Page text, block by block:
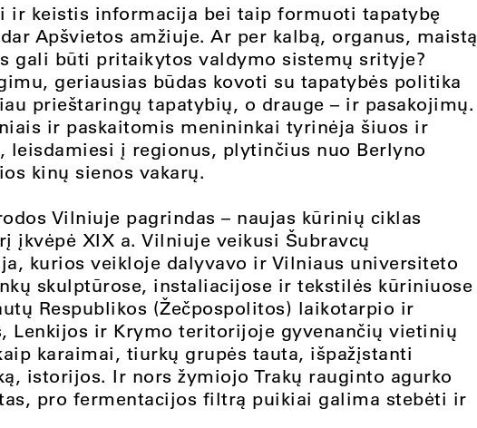
ir keistis informacija bei taip formuoti tapatybę
Apšvietos amžiuje. Ar per kalbą, organus, maistą
gali būti pritaikytos valdymo sistemų srityje?
geriausias būdas kovoti su tapatybės politika
prieštaringų tapatybių, o drauge – ir pasakojimų.
ir paskaitomis menininkai tyrinėja šiuos ir
leisdamiesi į regionus, plytinčius nuo Berlyno
kinų sienos vakarų.
Vilniuje pagrindas – naujas kūrinių ciklas
įkvėpė XIX a. Vilniuje veikusi Šubravcų
kurios veikloje dalyvavo ir Vilniaus universiteto
skulptūrose, instaliacijose ir tekstilės kūriniuose
Respublikos (Žečpospolitos) laikotarpio ir
Lenkijos ir Krymo teritorijoje gyvenančių vietinių
karaimai, tiurkų grupės tauta, išpažįstanti
istorijos. Ir nors žymiojo Trakų rauginto agurko
pro fermentacijos filtrą puikiai galima stebėti ir